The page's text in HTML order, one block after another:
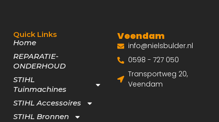
Quick Links
Home
REPARATIE-
ONDERHOUD
STIHL
Tuinmachines
STIHL Accessoires
STIHL Bronnen
Veendam
info@nielsbulder.nl
0598 - 727 050
Transportweg 20,
Veendam